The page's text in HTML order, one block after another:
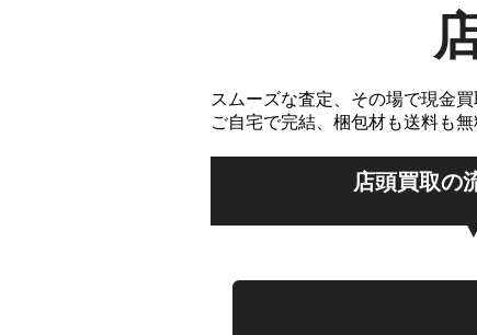
スムーズな査定、その場で現金
ご自宅で完結、梱包材も送料も
店頭買取の